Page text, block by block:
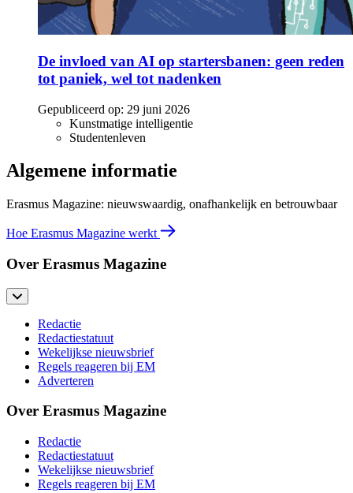
De invloed van AI op startersbanen: geen reden
tot paniek, wel tot nadenken
Gepubliceerd op: 29 juni 2026
Kunstmatige intelligentie
Studentenleven
Algemene informatie
Erasmus Magazine: nieuwswaardig, onafhankelijk en betrouwbaar
Hoe Erasmus Magazine werkt
Over Erasmus Magazine
Redactie
Redactiestatuut
Wekelijkse nieuwsbrief
Regels reageren bij EM
Adverteren
Over Erasmus Magazine
Redactie
Redactiestatuut
Wekelijkse nieuwsbrief
Regels reageren bij EM